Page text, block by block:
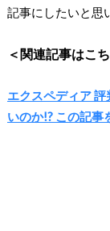
記事にしたいと思
＜関連記事はこ
エクスペディア
いのか!? この記事